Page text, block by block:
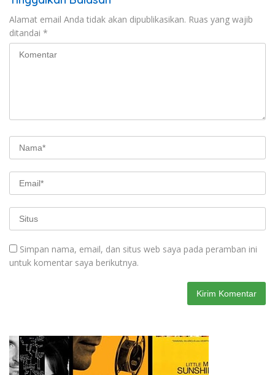
Alamat email Anda tidak akan dipublikasikan. Ruas yang wajib
ditandai *
Simpan nama, email, dan situs web saya pada peramban ini
untuk komentar saya berikutnya.